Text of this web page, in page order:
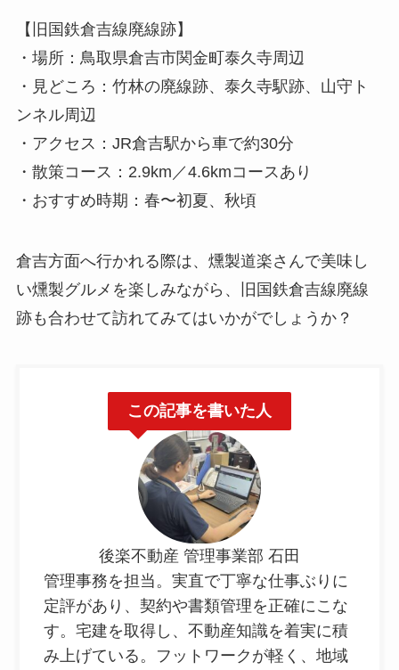
【旧国鉄倉吉線廃線跡】
・場所：鳥取県倉吉市関金町泰久寺周辺
・見どころ：竹林の廃線跡、泰久寺駅跡、山守ト
ンネル周辺
・アクセス：JR倉吉駅から車で約30分
・散策コース：2.9km／4.6kmコースあり
・おすすめ時期：春〜初夏、秋頃
倉吉方面へ行かれる際は、燻製道楽さんで美味し
い燻製グルメを楽しみながら、旧国鉄倉吉線廃線
跡も合わせて訪れてみてはいかがでしょうか？
この記事を書いた人
後楽不動産 管理事業部 石田
管理事務を担当。実直で丁寧な仕事ぶりに
定評があり、契約や書類管理を正確にこな
す。宅建を取得し、不動産知識を着実に積
み上げている。フットワークが軽く、地域